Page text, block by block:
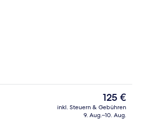
Minibar, Zimmersafe, Schreibtisch
Eingangsbereich
Der
aktuelle
Preis
125 €
inkl. Steuern & Gebühren
9. Aug.–10. Aug.